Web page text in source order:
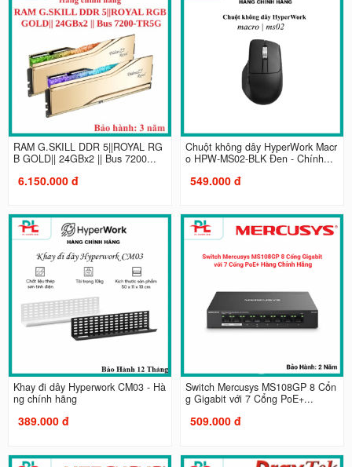
RAM G.SKILL DDR 5||ROYAL RG
B GOLD|| 24GBx2 || Bus 7200...
6.150.000 đ
Chuột không dây HyperWork Macr
o HPW-MS02-BLK Đen - Chính...
549.000 đ
Khay đi dây Hyperwork CM03 - Hà
ng chính hãng
389.000 đ
Switch Mercusys MS108GP 8 Cổn
g Gigabit với 7 Cổng PoE+...
509.000 đ